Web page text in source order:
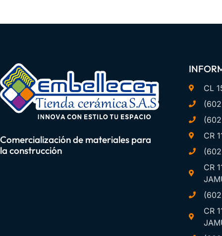
Comercialización de materiales para
la construcción
CL
CR
CR
CR